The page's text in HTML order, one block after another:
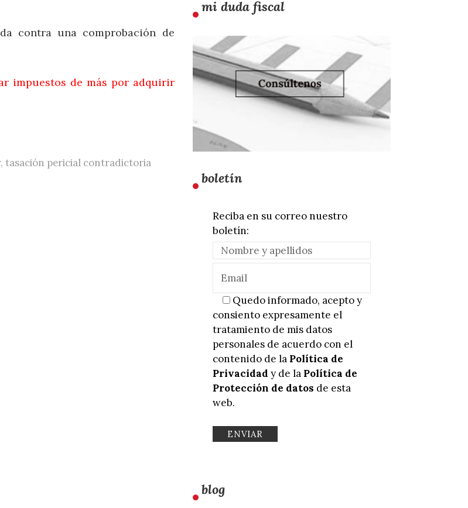
contra una comprobación de
impuestos de más por adquirir
, tasación pericial contradictoria
mi duda fiscal
boletín
Reciba en su correo nuestro
boletín:
Quedo informado, acepto y
consiento expresamente el
tratamiento de mis datos
personales de acuerdo con el
contenido de la Política de
Privacidad y de la Política de
Protección de datos de esta
web.
blog